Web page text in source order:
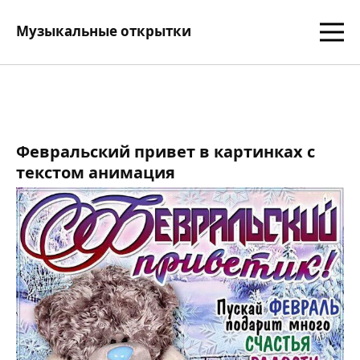
Музыкальные открытки
Февральский привет в картинках с
текстом анимация